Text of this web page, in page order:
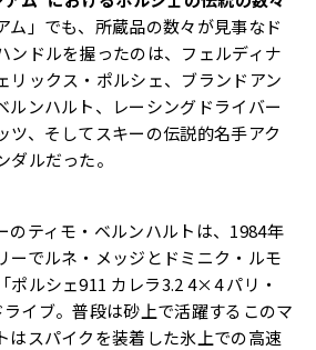
ム」でも、所蔵品の数々が見事なド
ンドルを握ったのは、フェルディナ
リックス・ポルシェ、ブランドアン
ルンハルト、レーシングドライバー
ツ、そしてスキーの伝説的名手アク
ルだった。
のティモ・ベルンハルトは、1984年
ーでルネ・メッジとドミニク・ルモ
ポルシェ911 カレラ3.2 4×4 パリ・
イブ。普段は砂上で活躍するこのマ
はスパイクを装着した氷上での高速